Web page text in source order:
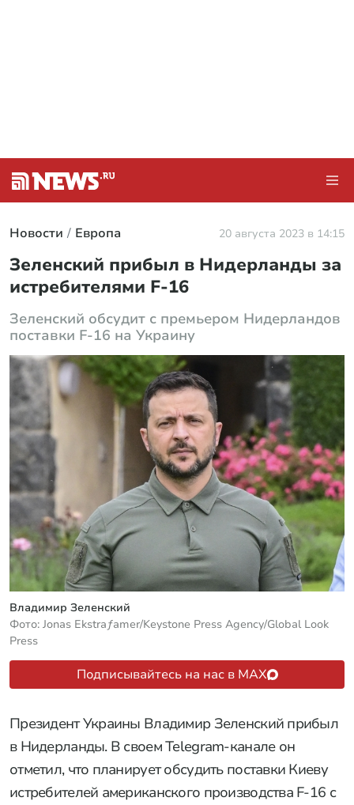
Новости Европа 20 августа 2023 в 14:15
Зеленский прибыл в Нидерланды за
истребителями F-16
Зеленский обсудит с премьером Нидерландов
поставки F-16 на Украину
Владимир Зеленский
Фото: Jonas Ekstraƒamer/Keystone Press Agency/Global Look
Press
Подписывайтесь на нас в MAX
Президент Украины Владимир Зеленский прибыл
в Нидерланды. В своем Telegram-канале он
отметил, что планирует обсудить поставки Киеву
истребителей американского производства F-16 с